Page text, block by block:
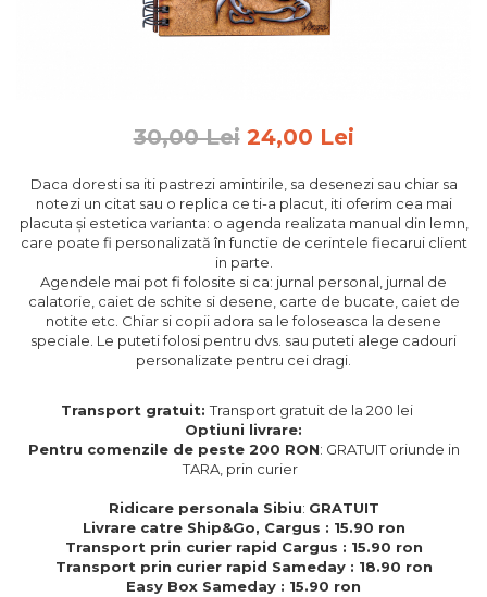
Felicitari din lemn
Felicitari pentru cei dragi
Felicitari cu model
Rame foto din lemn
Camion din lemn
Aromaterapie
Decoratiuni pentru casa
Genti si portofele barbati din
Cadouri de Paste
Produse personalizate pentru
nunti si botezuri
30,00 Lei 24,00 Lei
Daca doresti sa iti pastrezi amintirile, sa desenezi sau chiar sa
notezi un citat sau o replica ce ti-a placut, iti oferim cea mai
placuta și estetica varianta: o agenda realizata manual din lemn,
care poate fi personalizată în functie de cerintele fiecarui client
in parte.
Agendele mai pot fi folosite si ca: jurnal personal, jurnal de
calatorie, caiet de schite si desene, carte de bucate, caiet de
notite etc. Chiar si copii adora sa le foloseasca la desene
speciale. Le puteti folosi pentru dvs. sau puteti alege cadouri
personalizate pentru cei dragi.
Transport gratuit:Transport gratuit de la 200 lei
Optiuni livrare:
Pentru comenzile de peste 200 RON: GRATUIT oriunde in
TARA, prin curier
Ridicare personala Sibiu: GRATUIT
Livrare catre Ship&Go, Cargus : 15.90 ron
Transport prin curier rapid Cargus : 15.90 ron
Transport prin curier rapid Sameday : 18.90 ron
Easy Box Sameday : 15.90 ron